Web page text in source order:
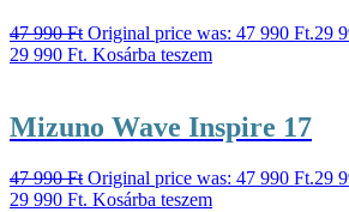
47 990Ft Original price was: 47 990 Ft.29
29 990 Ft. Kosárba teszem
Mizuno Wave Inspire 17
47 990Ft Original price was: 47 990 Ft.29
29 990 Ft. Kosárba teszem